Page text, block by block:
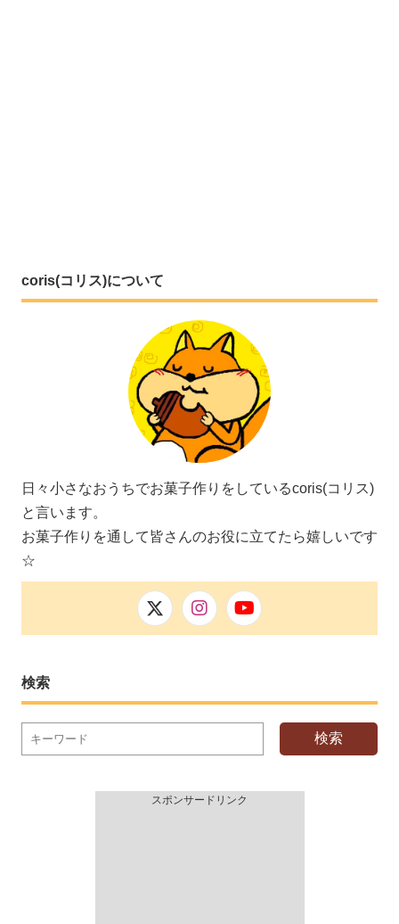
coris(コリス)について
日々小さなおうちでお菓子作りをしているcoris(コリス)
と言います。
お菓子作りを通して皆さんのお役に立てたら嬉しいです
☆
検索
検索
スポンサードリンク